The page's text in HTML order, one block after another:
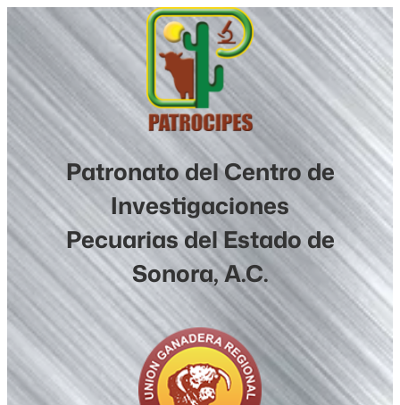
Saltar
contenido
Patronato del Centro de
Investigaciones
Pecuarias del Estado de
Sonora, A.C.